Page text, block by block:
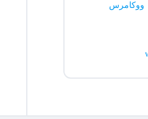
ووکامرس